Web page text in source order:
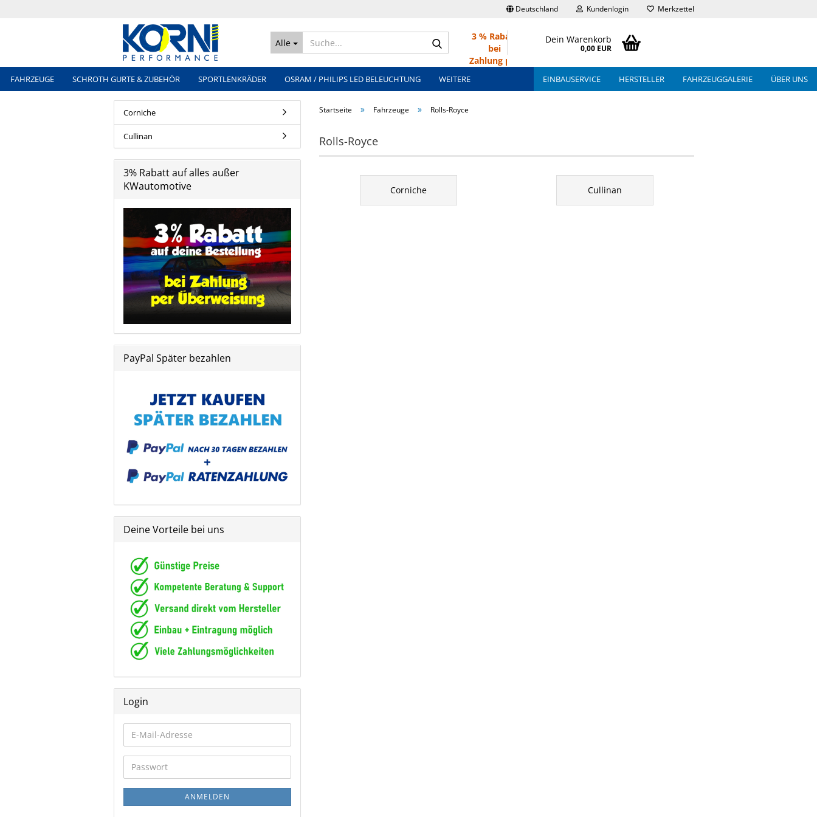
Deutschland Kundenlogin Merkzettel
Alle
Suche...3 % Rabatt
bei
Zahlung per
Dein Warenkorb
0,00 EUR
FAHRZEUGE SCHROTH GURTE & ZUBEHÖR SPORTLENKRÄDER OSRAM / PHILIPS LED BELEUCHTUNG EINBAUSERVICE HERSTELLER FAHRZEUGGALERIE ÜBER UNS
WEITERE
Startseite » Fahrzeuge » Rolls-Royce
Rolls-Royce
Corniche Cullinan
Corniche
Cullinan
3% Rabatt auf alles außer
KWautomotive
PayPal Später bezahlen
Deine Vorteile bei uns
Login
E-
Mail-
Adresse
Passwort
ANMELDEN